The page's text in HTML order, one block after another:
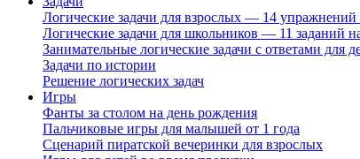
Логические задачи для взрослых — 14 упражнений
Логические задачи для школьников — 11 заданий
Занимательные логические задачи с ответами для
Задачи по истории
Решение логических задач
Игры
Фанты за столом на день рождения
Пальчиковые игры для малышей от 1 года
Сценарий пиратской вечеринки для взрослых